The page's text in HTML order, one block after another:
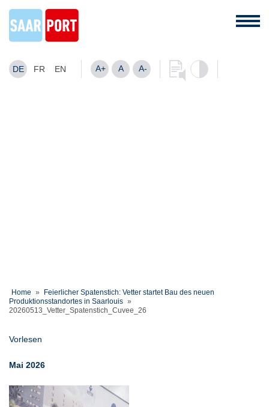
DE FR EN A+ A A-
Home »
Feierlicher Spatenstich: Vetter startet Bau des neuen
Produktionsstandortes in Saarlouis »
20260513_Vetter_Spatenstich_Cuvee_26
Vorlesen
Mai 2026